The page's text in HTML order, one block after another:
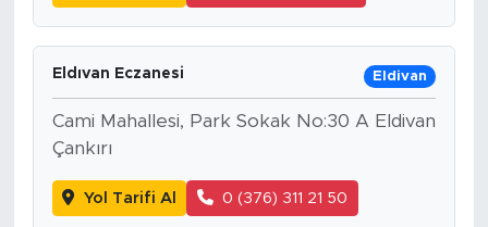
Eldıvan Eczanesi Eldivan
Cami Mahallesi, Park Sokak No:30 A Eldivan
Çankırı
Yol Tarifi Al 0 (376) 311 21 50